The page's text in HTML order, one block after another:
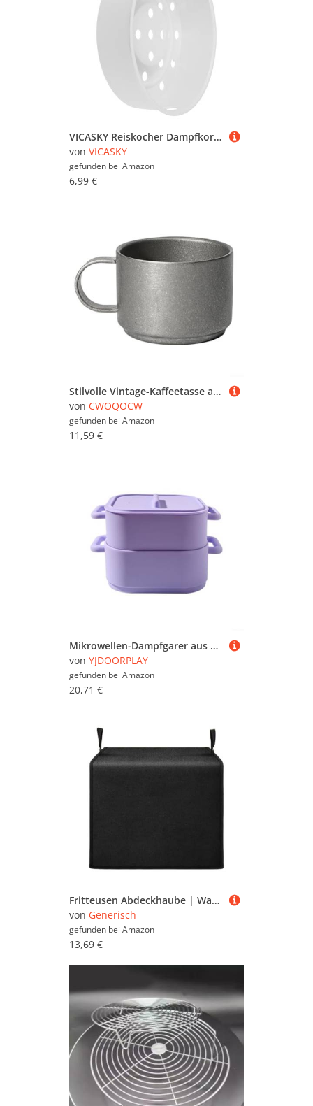
VICASKY Reiskocher Dampfkorb Steamer Einsatz Universalbehälter für Reiskocher Yhd Fsc Robust Gleichmäßig Erhitzend Einfach zu Reinigen Sicher für Haushaltsdämpfen
von VICASKY
gefunden bei Amazon
6,99 €
Stilvolle Vintage-Kaffeetasse aus Edelstahl, Retro-Stil, Industrie-Stil, 100 ml Fassungsvermögen
von CWOQOCW
gefunden bei Amazon
11,59 €
Mikrowellen-Dampfgarer aus Silikon mit Griff für sicheres Kochen, Dämpfen und Aufbewahrung von Lebensmitteln, Violett, 2 Stück
von YJDOORPLAY
gefunden bei Amazon
20,71 €
Fritteusen Abdeckhaube | Wasserdichter Toaster Ofen Schutz - Hitzebeständige Luftfritteuse Abdeckhaube für Dampfgarer Küche Wohnküche Apartment
von Generisch
gefunden bei Amazon
13,69 €